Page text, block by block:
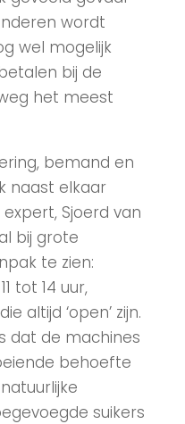
wordt
wel mogelijk
bij de
het meest
bemand en
naast elkaar
Sjoerd van
bij grote
te zien:
tot 14 uur,
altijd ‘open’ zijn.
dat de machines
behoefte
suikers